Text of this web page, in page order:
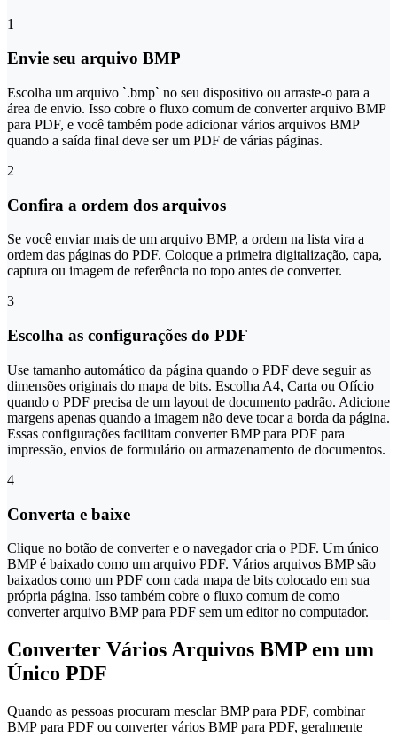
1
Envie seu arquivo BMP
Escolha um arquivo `.bmp` no seu dispositivo ou arraste-o para a
área de envio. Isso cobre o fluxo comum de converter arquivo BMP
para PDF, e você também pode adicionar vários arquivos BMP
quando a saída final deve ser um PDF de várias páginas.
2
Confira a ordem dos arquivos
Se você enviar mais de um arquivo BMP, a ordem na lista vira a
ordem das páginas do PDF. Coloque a primeira digitalização, capa,
captura ou imagem de referência no topo antes de converter.
3
Escolha as configurações do PDF
Use tamanho automático da página quando o PDF deve seguir as
dimensões originais do mapa de bits. Escolha A4, Carta ou Ofício
quando o PDF precisa de um layout de documento padrão. Adicione
margens apenas quando a imagem não deve tocar a borda da página.
Essas configurações facilitam converter BMP para PDF para
impressão, envios de formulário ou armazenamento de documentos.
4
Converta e baixe
Clique no botão de converter e o navegador cria o PDF. Um único
BMP é baixado como um arquivo PDF. Vários arquivos BMP são
baixados como um PDF com cada mapa de bits colocado em sua
própria página. Isso também cobre o fluxo comum de como
converter arquivo BMP para PDF sem um editor no computador.
Converter Vários Arquivos BMP em um
Único PDF
Quando as pessoas procuram mesclar BMP para PDF, combinar
BMP para PDF ou converter vários BMP para PDF, geralmente